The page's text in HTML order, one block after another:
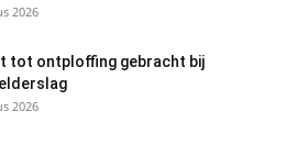
2026
tot ontploffing gebracht bij
2026